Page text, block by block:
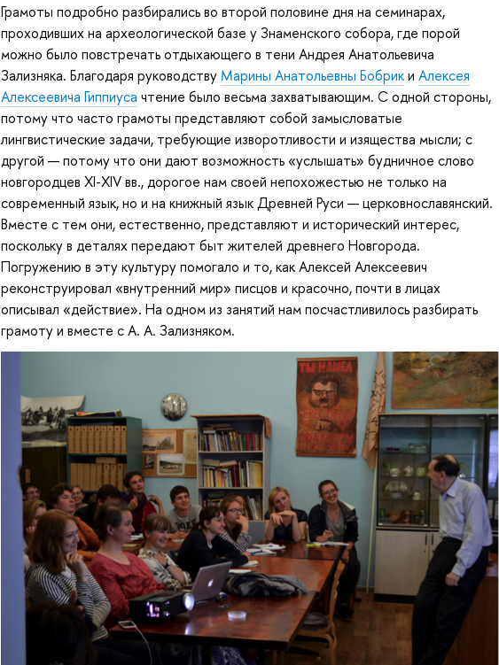
Грамоты подробно разбирались во второй половине дня на семинарах,
проходивших на археологической базе у Знаменского собора, где порой
можно было повстречать отдыхающего в тени Андрея Анатольевича
Зализняка. Благодаря руководству Марины Анатольевны Бобрики Алексея
Алексеевича Гиппиуса чтение было весьма захватывающим. С одной стороны,
потому что часто грамоты представляют собой замысловатые
лингвистические задачи, требующие изворотливости и изящества мысли; с
другой — потому что они дают возможность «услышать» будничное слово
новгородцев XI-XIV вв., дорогое нам своей непохожестью не только на
современный язык, но и на книжный язык Древней Руси — церковнославянский.
Вместе с тем они, естественно, представляют и исторический интерес,
поскольку в деталях передают быт жителей древнего Новгорода.
Погружению в эту культуру помогало и то, как Алексей Алексеевич
реконструировал «внутренний мир» писцов и красочно, почти в лицах
описывал «действие». На одном из занятий нам посчастливилось разбирать
грамоту и вместе с А. А. Зализняком.